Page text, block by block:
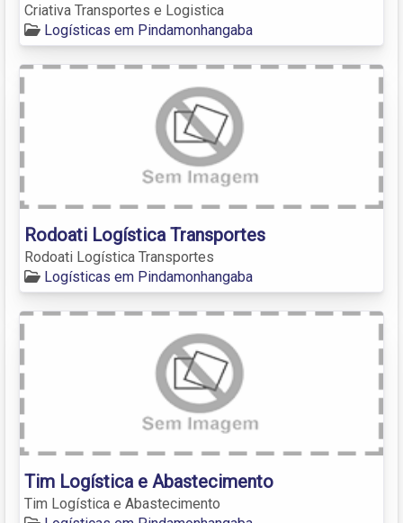
Criativa Transportes e Logistica
Logísticas em Pindamonhangaba
Rodoati Logística Transportes
Rodoati Logística Transportes
Logísticas em Pindamonhangaba
Tim Logística e Abastecimento
Tim Logística e Abastecimento